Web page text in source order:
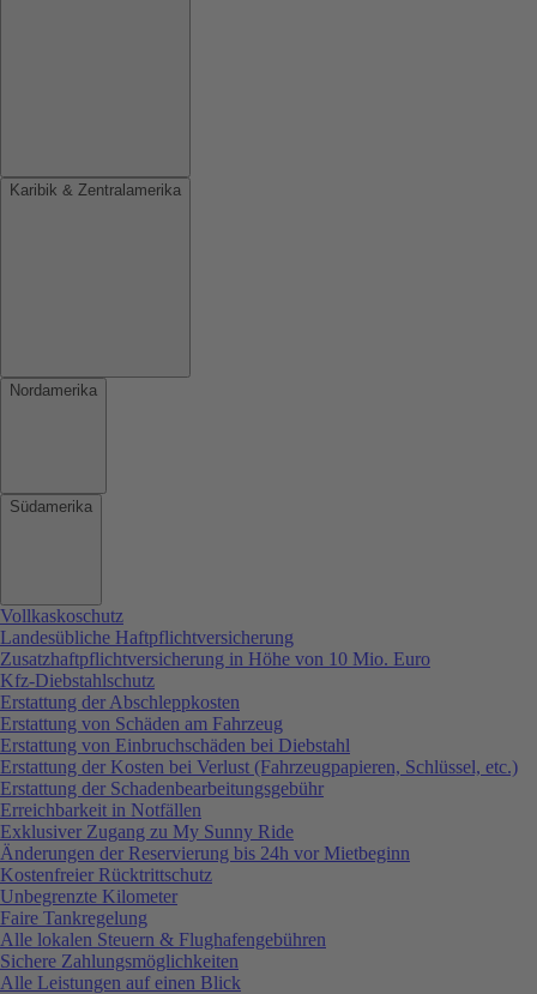
Karibik & Zentralamerika
Nordamerika
Südamerika
Vollkaskoschutz
Landesübliche Haftpflichtversicherung
Zusatzhaftpflichtversicherung in Höhe von 10 Mio. Euro
Kfz-Diebstahlschutz
Erstattung der Abschleppkosten
Erstattung von Schäden am Fahrzeug
Erstattung von Einbruchschäden bei Diebstahl
Erstattung der Kosten bei Verlust (Fahrzeugpapieren, Schlüssel, etc.)
Erstattung der Schadenbearbeitungsgebühr
Erreichbarkeit in Notfällen
Exklusiver Zugang zu My Sunny Ride
Änderungen der Reservierung bis 24h vor Mietbeginn
Kostenfreier Rücktrittschutz
Unbegrenzte Kilometer
Faire Tankregelung
Alle lokalen Steuern & Flughafengebühren
Sichere Zahlungsmöglichkeiten
Alle Leistungen auf einen Blick